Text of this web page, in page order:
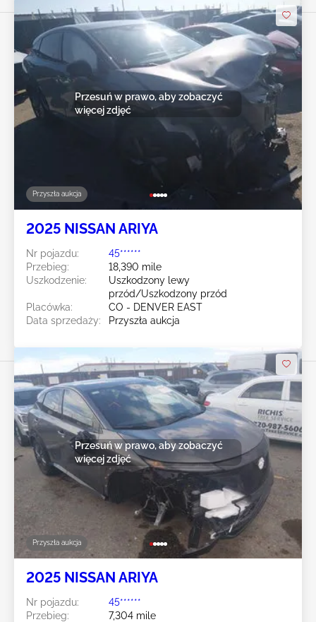
Przyszła aukcja
Przesuń w prawo, aby zobaczyć
więcej zdjęć
2025 NISSAN ARIYA
Nr pojazdu:
45******
Przebieg:
18,390 mile
Uszkodzenie:
Uszkodzony lewy
przód/Uszkodzony przód
Placówka:
CO - DENVER EAST
Data sprzedaży:
Przyszła aukcja
Przyszła aukcja
Przesuń w prawo, aby zobaczyć
więcej zdjęć
2025 NISSAN ARIYA
Nr pojazdu:
45******
Przebieg:
7,304 mile